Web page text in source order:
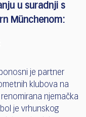
u suradnji s
Münchenom:
je partner
klubova na
renomirana njemačka
je vrhunskog